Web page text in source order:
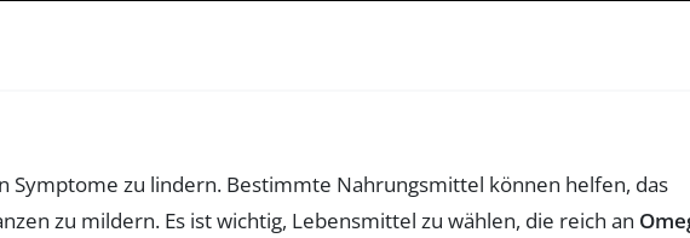
Symptome zu lindern. Bestimmte Nahrungsmittel können helfen, das
zu mildern. Es ist wichtig, Lebensmittel zu wählen, die reich an